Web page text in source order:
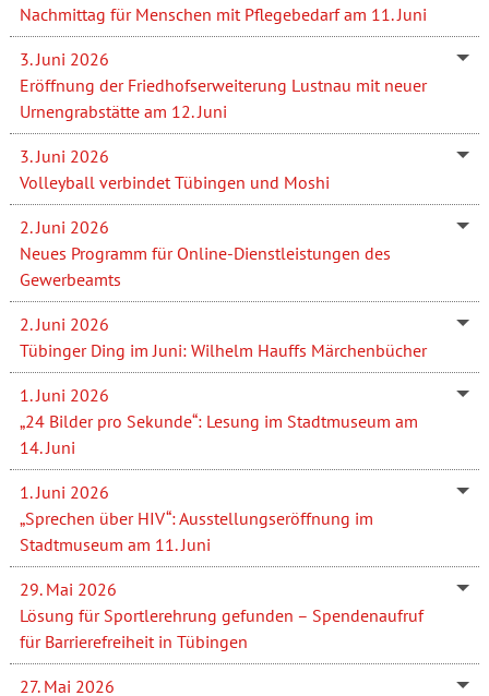
Nachmittag für Menschen mit Pflegebedarf am 11. Juni
3. Juni 2026
Eröffnung der Friedhofserweiterung Lustnau mit neuer
Urnengrabstätte am 12. Juni
3. Juni 2026
Volleyball verbindet Tübingen und Moshi
2. Juni 2026
Neues Programm für Online-Dienstleistungen des
Gewerbeamts
2. Juni 2026
Tübinger Ding im Juni: Wilhelm Hauffs Märchenbücher
1. Juni 2026
„24 Bilder pro Sekunde“: Lesung im Stadtmuseum am
14. Juni
1. Juni 2026
„Sprechen über HIV“: Ausstellungseröffnung im
Stadtmuseum am 11. Juni
29. Mai 2026
Lösung für Sportlerehrung gefunden – Spendenaufruf
für Barrierefreiheit in Tübingen
27. Mai 2026